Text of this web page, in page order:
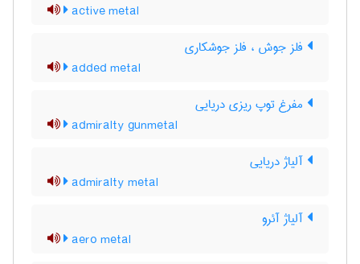
active metal
فلز جوش ، فلز جوشکاری
added metal
مفرغ توپ ریزی دریایی
admiralty gunmetal
آلیاژ دریایی
admiralty metal
آلیاژ آئرو
aero metal